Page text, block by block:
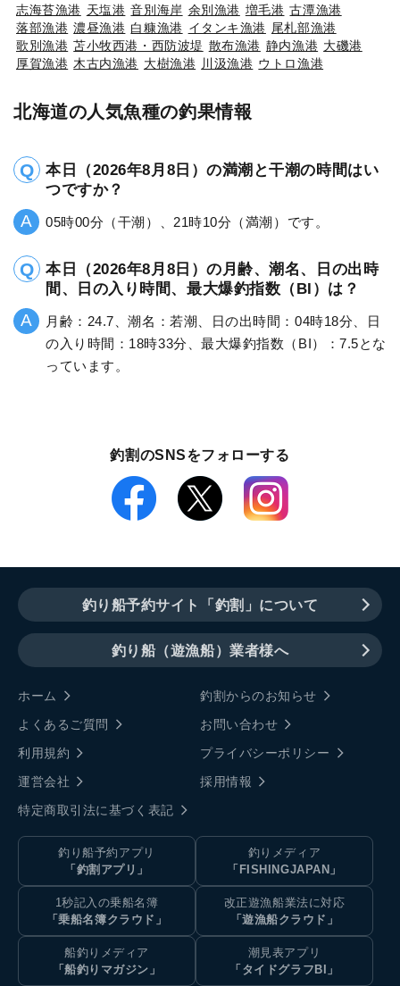
志海苔漁港 天塩港 音別海岸 余別漁港 増毛港 古潭漁港
落部漁港 濃昼漁港 白糠漁港 イタンキ漁港 尾札部漁港
歌別漁港 苫小牧西港・西防波堤 散布漁港 静内漁港 大磯港
厚賀漁港 木古内漁港 大樹漁港 川汲漁港 ウトロ漁港
北海道の人気魚種の釣果情報
本日（2026年8月8日）の満潮と干潮の時間はい
つですか？
05時00分（干潮）、21時10分（満潮）です。
本日（2026年8月8日）の月齢、潮名、日の出時
間、日の入り時間、最大爆釣指数（BI）は？
月齢：24.7、潮名：若潮、日の出時間：04時18分、日
の入り時間：18時33分、最大爆釣指数（BI）：7.5とな
っています。
釣割のSNSをフォローする
釣り船予約サイト「釣割」について
釣り船（遊漁船）業者様へ
ホーム
釣割からのお知らせ
よくあるご質問
お問い合わせ
利用規約
プライバシーポリシー
運営会社
採用情報
特定商取引法に基づく表記
釣り船予約アプリ
「釣割アプリ」
釣りメディア
「FISHINGJAPAN」
1秒記入の乗船名簿
「乗船名簿クラウド」
改正遊漁船業法に対応
「遊漁船クラウド」
船釣りメディア
「船釣りマガジン」
潮見表アプリ
「タイドグラフBI」